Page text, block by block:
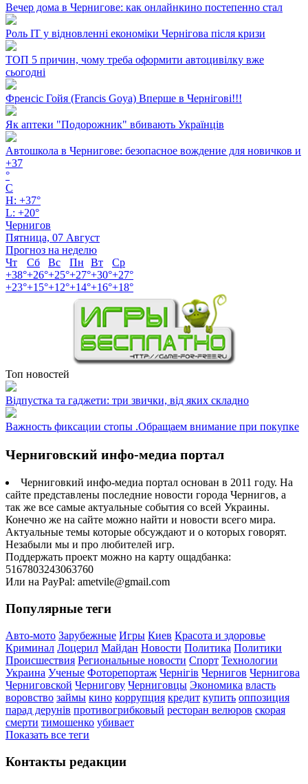
Вечер дома в Чернигове: как онлайнкино постепенно стал
Роль ІТ у відновленні економіки Чернігова після кризи
ТОП 5 причин, чому треба оформити автоцивілку вже
сьогодні
Френсіс Гойя (Francis Goya) Вперше в Чернігові!!!
Як аптеки "Подорожник" вбивають Українців
Автошкола в Чернигове: безопасное вождение для новичков и
+37
°
C
H: +37°
L: +20°
Чернигов
Пятница, 07 Август
Прогноз на неделю
Чт
Сб Вс Пн Вт
Ср
+38°+26°+25°+27°+30°+27°
+23°+15°+12°+14°+16°+18°
Топ новостей
Відпустка та гаджети: три звички, від яких складно
Важность фиксации стопы .Обращаем внимание при покупке
Черниговский инфо-медиа портал
Черниговкий инфо-медиа портал основан в 2011 году. На
сайте представлены последние новости города Чернигов, а
так же все самые актуальные события со всей Украины.
Конечно же на сайте можно найти и новости всего мира.
Актуальные темы которые обсуждают и о которых говорят.
Незабыли мы и про любителей игр.
Поддержать проект можно на карту ощадбанка:
5167803243063760
Или на PayPal: ametvile@gmail.com
Популярные теги
Авто-мото Зарубежные Игры Киев Красота и здоровье
Криминал Лоцерил Майдан Новости Политика Политики
Происшествия Региональные новости Спорт Технологии
Украина Ученые Фоторепортаж Чернігів Чернигов Чернигова
Черниговской Чернигову Черниговцы Экономика власть
воровство займы кино коррупция кредит купить оппозиция
парад дерунів противогрибковый ресторан велюров скорая
смерти тимошенко убивает
Показать все теги
Контакты редакции